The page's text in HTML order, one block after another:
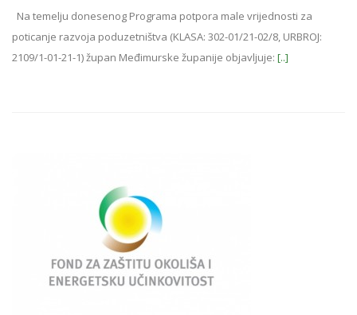
Na temelju donesenog Programa potpora male vrijednosti za
poticanje razvoja poduzetništva (KLASA: 302-01/21-02/8, URBROJ:
2109/1-01-21-1) župan Međimurske županije objavljuje: [..]